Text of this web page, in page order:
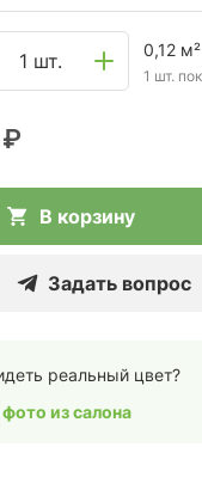
1 шт. 0,12 м²
1 шт.
В корзину
Задать вопрос
реальный цвет?
из салона